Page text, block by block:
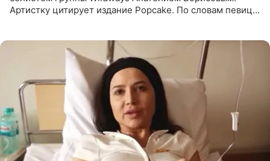
Артистку цитирует издание Popcake. По словам певицы,